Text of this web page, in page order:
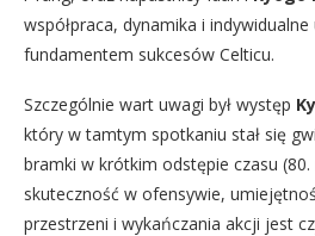
współpraca, dynamika i
fundamentem sukcesów Celticu.
Szczególnie wart uwagi był występ
który w tamtym spotkaniu stał się
bramki w krótkim odstępie czasu (80.
skuteczność w ofensywie,
przestrzeni i wykańczania akcji jest